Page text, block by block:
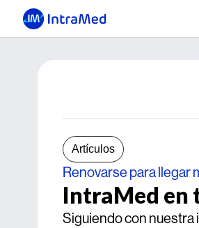
Artículos
Renovarse para llegar
IntraMed en
Siguiendo con nuestra